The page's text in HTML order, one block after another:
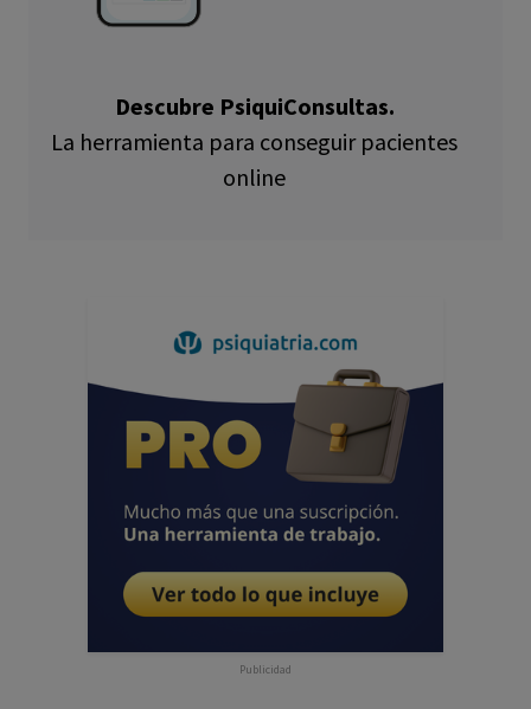
Descubre PsiquiConsultas.
La herramienta para conseguir pacientes
online
Publicidad